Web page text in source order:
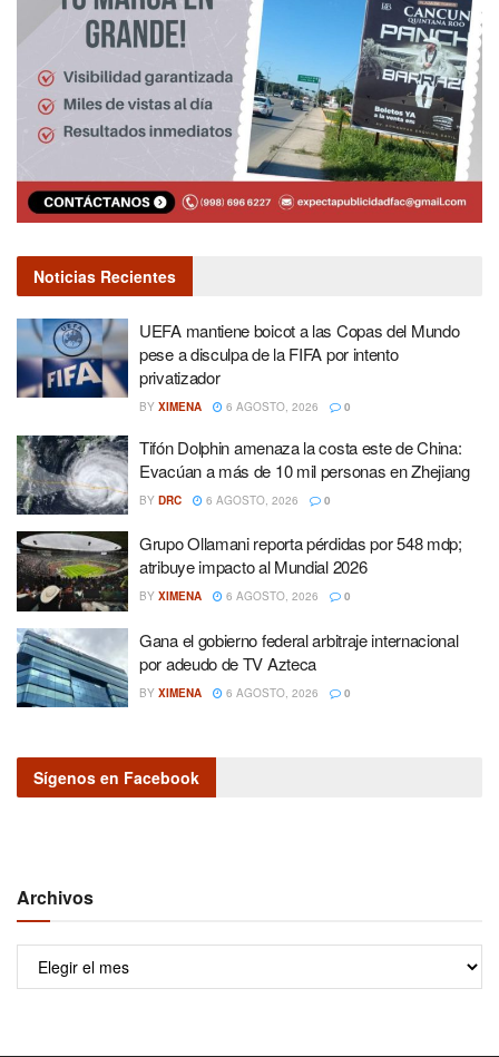
Noticias Recientes
UEFA mantiene boicot a las Copas del Mundo
pese a disculpa de la FIFA por intento
privatizador
BY XIMENA 6 AGOSTO, 2026 0
Tifón Dolphin amenaza la costa este de China:
Evacúan a más de 10 mil personas en Zhejiang
BY DRC 6 AGOSTO, 2026 0
Grupo Ollamani reporta pérdidas por 548 mdp;
atribuye impacto al Mundial 2026
BY XIMENA 6 AGOSTO, 2026 0
Gana el gobierno federal arbitraje internacional
por adeudo de TV Azteca
BY XIMENA 6 AGOSTO, 2026 0
Sígenos en Facebook
Archivos
Archivos